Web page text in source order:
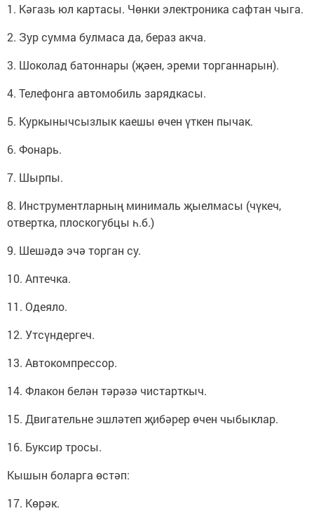
1. Кәгазь юл картасы. Чөнки электроника сафтан чыга.
2. Зур сумма булмаса да, бераз акча.
3. Шоколад батоннары (җәен, эреми торганнарын).
4. Телефонга автомобиль зарядкасы.
5. Куркынычсызлык каешы өчен үткен пычак.
6. Фонарь.
7. Шырпы.
8. Инструментларның минималь җыелмасы (чүкеч,
отвертка, плоскогубцы һ.б.)
9. Шешәдә эчә торган су.
10. Аптечка.
11. Одеяло.
12. Утсүндергеч.
13. Автокомпрессор.
14. Флакон белән тәрәзә чистарткыч.
15. Двигательне эшләтеп җибәрер өчен чыбыклар.
16. Буксир тросы.
Кышын боларга өстәп:
17. Көрәк.